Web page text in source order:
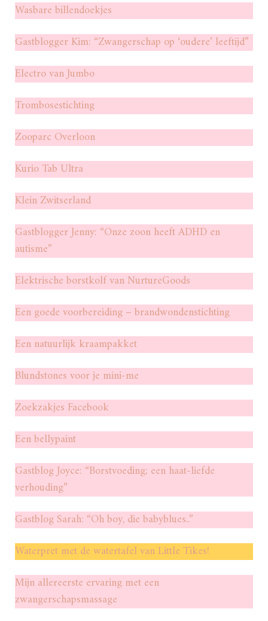
Wasbare billendoekjes
Gastblogger Kim: “Zwangerschap op ‘oudere’ leeftijd”
Electro van Jumbo
Trombosestichting
Zooparc Overloon
Kurio Tab Ultra
Klein Zwitserland
Gastblogger Jenny: “Onze zoon heeft ADHD en
autisme”
Elektrische borstkolf van NurtureGoods
Een goede voorbereiding – brandwondenstichting
Een natuurlijk kraampakket
Blundstones voor je mini-me
Zoekzakjes Facebook
Een bellypaint
Gastblog Joyce: “Borstvoeding; een haat-liefde
verhouding”
Gastblog Sarah: “Oh boy, die babyblues..”
Waterpret met de watertafel van Little Tikes!
Mijn allereerste ervaring met een
zwangerschapsmassage